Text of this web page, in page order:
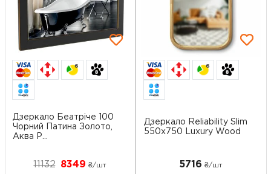
6
Дзеркало Беатріче 100
Чорний Патина Золото,
Аква Р...
11132 8349₴/шт
6
Дзеркало Reliability Slim
550x750 Luxury Wood
5716 ₴/шт